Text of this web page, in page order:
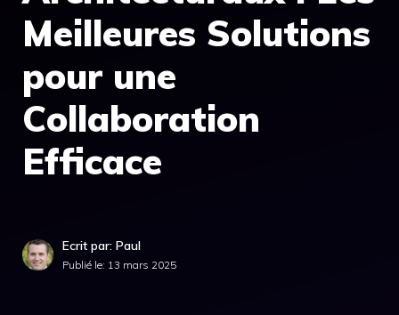
Meilleures Solutions
pour une
Collaboration
Efficace
Ecrit par: Paul
Publié le: 13 mars 2025